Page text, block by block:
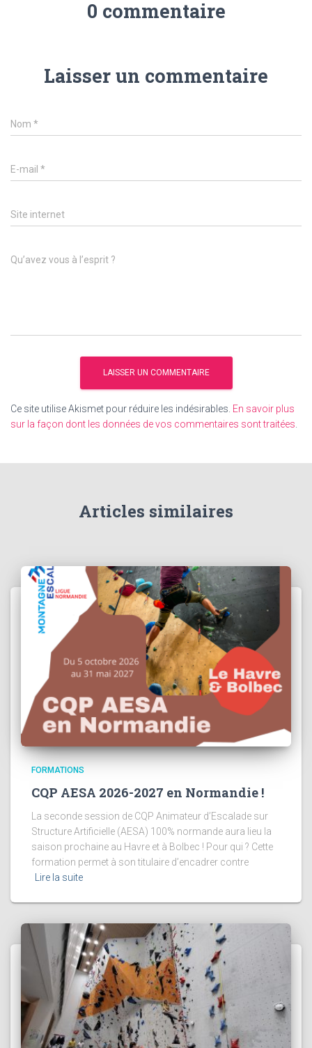
0 commentaire
Laisser un commentaire
Nom *
E-mail *
Site internet
Qu’avez vous à l’esprit ?
Ce site utilise Akismet pour réduire les indésirables. En savoir plus
sur la façon dont les données de vos commentaires sont traitées
Articles similaires
FORMATIONS
CQP AESA 2026-2027 en Normandie !
La seconde session de CQP Animateur d’Escalade sur
Structure Artificielle (AESA) 100% normande aura lieu la
saison prochaine au Havre et à Bolbec ! Pour qui ? Cette
formation permet à son titulaire d’encadrer contre
Lire la suite